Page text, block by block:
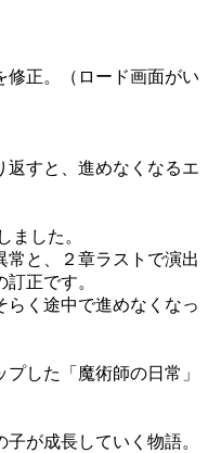
修正。（ロード画面がい
返すと、進めなくなるエ
ました。
常と、２章ラストで演出
正です。
らく途中で進めなくなっ
した「魔術師の日常」
が成長していく物語。